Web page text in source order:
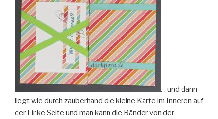
… und dann
liegt wie durch zauberhand die kleine Karte im Inneren auf
der Linke Seite und man kann die Bänder von der